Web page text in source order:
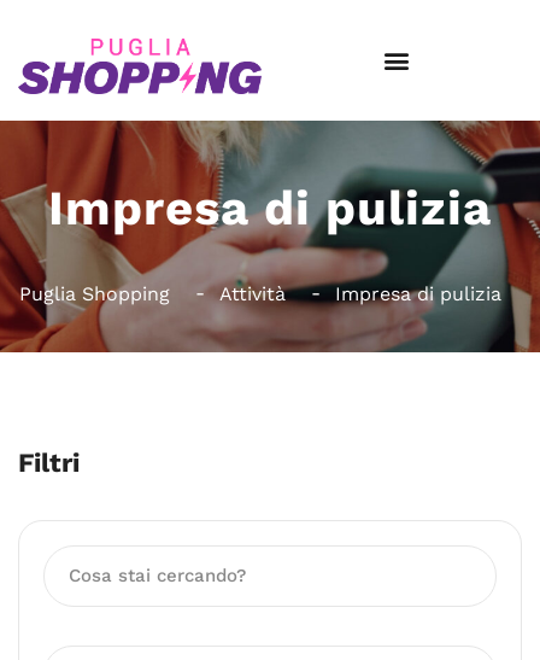
Impresa di pulizia
Puglia Shopping Attività Impresa di pulizia
Filtri